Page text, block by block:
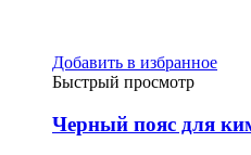
Добавить в избранное
Быстрый просмотр
Черный пояс для